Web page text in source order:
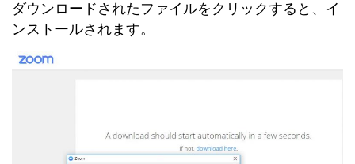
ダウンロードされたファイルをクリックすると、イ
ンストールされます。